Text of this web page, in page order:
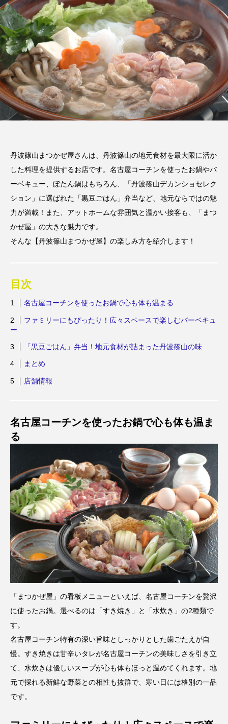
丹波篠山まつかぜ屋さんは、丹波篠山の地元食材を最大限に活か
した料理を提供するお店です。名古屋コーチンを使ったお鍋やバ
ーベキュー、ぼたん鍋はもちろん、「丹波篠山デカンショセレク
ション」に選ばれた「黒豆ごはん」弁当など、地元ならではの魅
力が満載！また、アットホームな雰囲気と温かい接客も、「まつ
かぜ屋」の大きな魅力です。
そんな【丹波篠山まつかぜ屋】の楽しみ方を紹介します！
目次
名古屋コーチンを使ったお鍋で心も体も温まる
ファミリーにもぴったり！広々スペースで楽しむバーベキュ
ー
「黒豆ごはん」弁当！地元食材が詰まった丹波篠山の味
まとめ
店舗情報
名古屋コーチンを使ったお鍋で心も体も温ま
る
「まつかぜ屋」の看板メニューといえば、名古屋コーチンを贅沢
に使ったお鍋。選べるのは「すき焼き」と「水炊き」の2種類で
す。
名古屋コーチン特有の深い旨味としっかりとした歯ごたえが自
慢。すき焼きは甘辛いタレが名古屋コーチンの美味しさを引き立
て、水炊きは優しいスープが心も体もほっと温めてくれます。地
元で採れる新鮮な野菜との相性も抜群で、寒い日には格別の一品
です。